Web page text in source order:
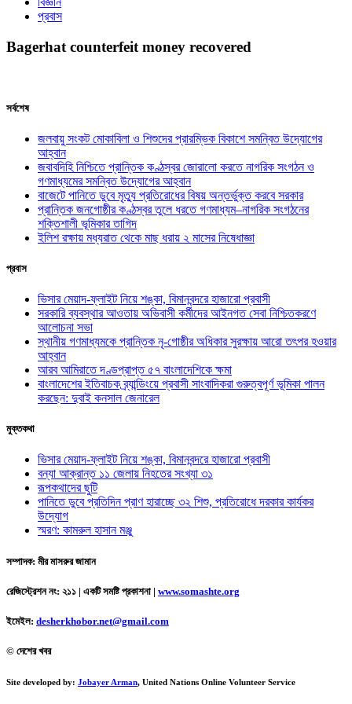
প্রবাস
Bagerhat counterfeit money recovered
সর্বশেষ
জলবায়ু সংকট মোকাবিলা ও শিশুদের প্রারম্ভিক বিকাশে সমন্বিত উদ্যোগের
আহ্বান
জবাবদিহি নিশ্চিতে প্রান্তিক কণ্ঠস্বর জোরালো করতে নাগরিক সংগঠন ও
গণমাধ্যমের সমন্বিত উদ্যোগের আহ্বান
বাজেটে পানিতে ডুবে মৃত্যু প্রতিরোধের বিষয় অন্তর্ভুক্ত করবে সরকার
প্রান্তিক জনগোষ্ঠীর কণ্ঠস্বর তুলে ধরতে গণমাধ্যম–নাগরিক সংগঠনের
শক্তিশালী ভূমিকার তাগিদ
ইলিশ রক্ষায় মধ্যরাত থেকে মাছ ধরায় ২ মাসের নিষেধাজ্ঞা
প্রবাস
ভিসার মেয়াদ-ফ্লাইট নিয়ে শঙ্কা, বিমানবন্দরে হাজারো প্রবাসী
সরকারি ব্যবস্থার আওতায় অভিবাসী কর্মীদের আইনগত সেবা নিশ্চিতকরণে
আলোচনা সভা
স্থানীয় গণমাধ্যমকে প্রান্তিক নৃ-গোষ্ঠীর অধিকার সুরক্ষায় আরো তৎপর হওয়ার
আহ্বান
আরব আমিরাতে দণ্ডপ্রাপ্ত ৫৭ বাংলাদেশিকে ক্ষমা
বাংলাদেশের ইতিবাচক ব্র্যান্ডিংয়ে প্রবাসী সাংবাদিকরা গুরুত্বপূর্ণ ভূমিকা পালন
করছেন: দুবাই কনসাল জেনারেল
মুক্তকথা
ভিসার মেয়াদ-ফ্লাইট নিয়ে শঙ্কা, বিমানবন্দরে হাজারো প্রবাসী
বন্যা আক্রান্ত ১১ জেলায় নিহতের সংখ্যা ৩১
রূপকথাদের ছুটি
পানিতে ডুবে প্রতিদিন প্রাণ হারাচ্ছে ৩২ শিশু, প্রতিরোধে দরকার কার্যকর
উদ্যোগ
স্মরণ: কামরুল হাসান মঞ্জু
সম্পাদক: মীর মাসরুর জামান
রেজিস্ট্রেশন নং: ২১১ | একটি সমষ্টি প্রকাশনা | www.somashte.org
ইমেইল: desherkhobor.net@gmail.com
© দেশের খবর
Site developed by: Jobayer Arman, United Nations Online Volunteer Service